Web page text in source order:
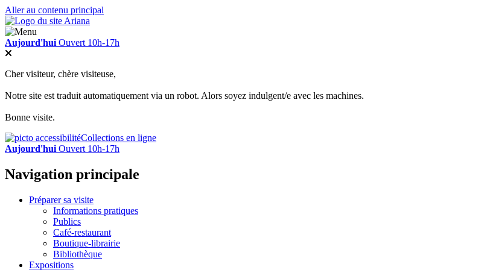
Aller au contenu principal
Aujourd'hui Ouvert 10h-17h
Cher visiteur, chère visiteuse,
Notre site est traduit automatiquement via un robot. Alors soyez indulgent/e avec les machines.
Bonne visite.
Collections en ligne
Aujourd'hui Ouvert 10h-17h
Navigation principale
Préparer sa visite
Informations pratiques
Publics
Café-restaurant
Boutique-librairie
Bibliothèque
Expositions